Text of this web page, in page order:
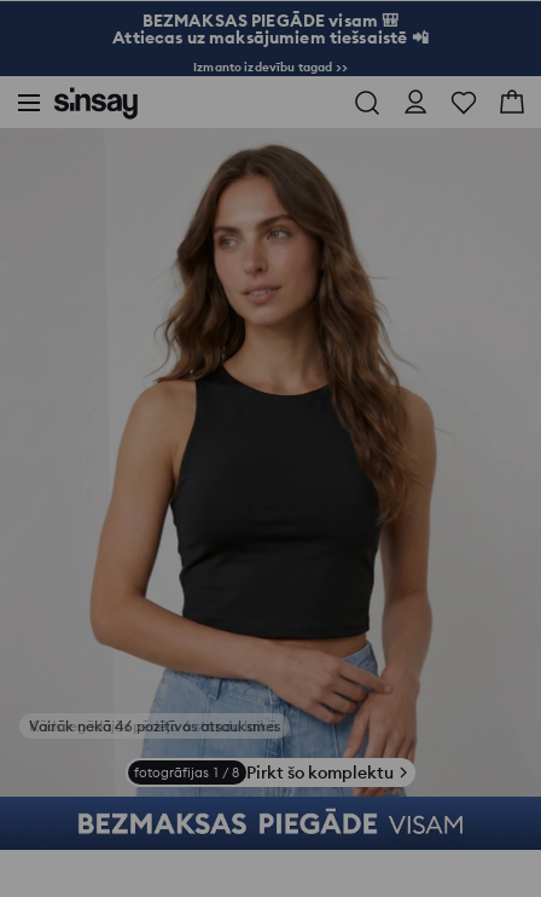
BEZMAKSAS PIEGĀDE visam 🎒
Attiecas uz maksājumiem tiešsaistē 📲
Izmanto izdevību tagad >>
Tops bez piedurknēm ar apaļu kakla izgriezumu
Kāds iegādājās pēdējo 6 stundu laikā
fotogrāfijas 1 / 8 Pirkt šo komplektu